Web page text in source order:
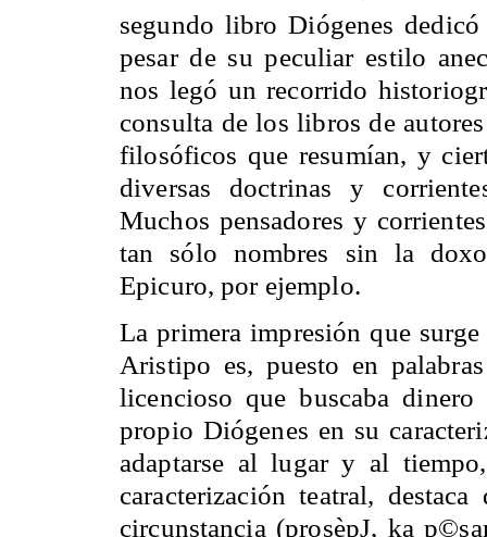
segundo libro Diógenes
pesar de su peculiar estilo
nos legó un recorrido
consulta de los libros de
filosóficos que resumían, y
diversas doctrinas y
Muchos pensadores y
tan sólo nombres sin la
Epicuro, por ejemplo.
La primera impresión que
Aristipo es, puesto en
licencioso que buscaba
propio Diógenes en su
adaptarse al lugar y al
caracterización teatral,
circunstancia (prosèpJ, ka